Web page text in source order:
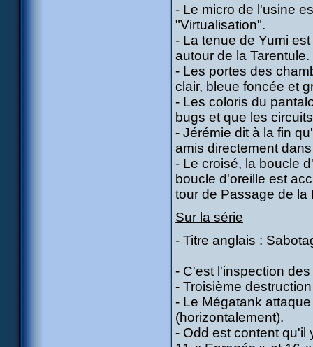
- Le micro de l'usine
"Virtualisation".
- La tenue de Yumi
autour de la Tarentule.
- Les portes des
clair, bleue foncée et
- Les coloris du
bugs et que les
- Jérémie dit à la fin
amis directement
- Le croisé, la boucle
boucle d'oreille est
tour de Passage de la
Sur la série
- Titre anglais :
- C'est l'inspection
- Troisième
- Le Mégatank
(horizontalement).
- Odd est content qu'il